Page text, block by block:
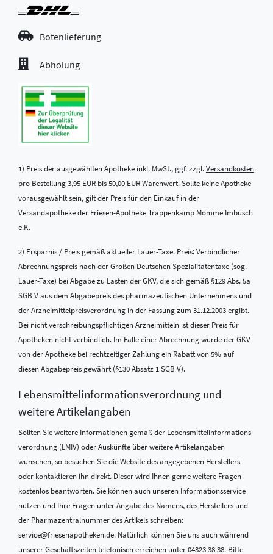
Botenlieferung
Abholung
1) Preis der ausgewählten Apotheke inkl. MwSt., ggf. zzgl.Versandkosten
pro Bestellung 3,95 EUR bis 50,00 EUR Warenwert. Sollte keine Apotheke
vorausgewählt sein, gilt der Preis für den Einkauf in der
Versandapotheke der Friesen-Apotheke Trappenkamp Momme Imbusch
e.K.
2) Ersparnis / Preis gemäß aktueller Lauer-Taxe. Preis: Verbindlicher
Abrechnungspreis nach der Großen Deutschen Spezialitätentaxe (sog.
Lauer-Taxe) bei Abgabe zu Lasten der GKV, die sich gemäß §129 Abs. 5a
SGB V aus dem Abgabepreis des pharmazeutischen Unternehmens und
der Arzneimittelpreisverordnung in der Fassung zum 31.12.2003 ergibt.
Bei nicht verschreibungspflichtigen Arzneimitteln ist dieser Preis für
Apotheken nicht verbindlich. Im Falle einer Abrechnung würde der GKV
von der Apotheke bei rechtzeitiger Zahlung ein Rabatt von 5% auf
diesen Abgabepreis gewährt (§130 Absatz 1 SGB V).
Lebensmittel­informations­verordnung und
weitere Artikelangaben
Sollten Sie weitere Informationen gemäß der Lebensmittel­informations­
verordnung (LMIV) oder Auskünfte über weitere Artikelangaben
wünschen, so besuchen Sie die Website des angegebenen Herstellers
oder kontaktieren ihn direkt. Dieser wird Ihnen gerne weitere Fragen
kostenlos beantworten. Sie können auch unseren Informationsservice
nutzen und Ihre Fragen unter Angabe des Namens, des Herstellers und
der Pharmazentralnummer des Artikels schreiben:
service@friesenapotheken.de. Natürlich können Sie uns auch während
unserer Geschäftszeiten telefonisch erreichen unter 04323 38 38. Bitte